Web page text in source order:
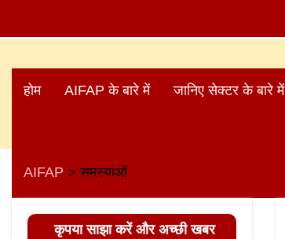
content
होम AIFAP के बारे में जानिए सेक्टर के बारे में
AIFAP > समस्याओं
कृपया साझा करें और अच्छी खबर